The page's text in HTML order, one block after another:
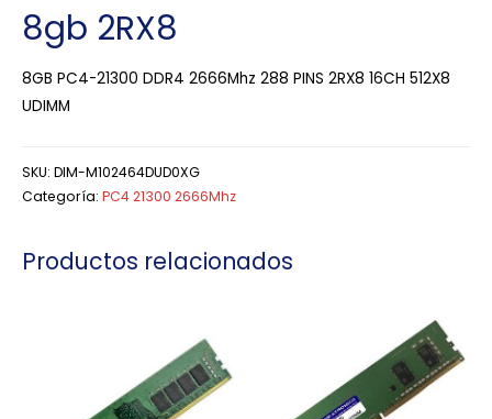
8gb 2RX8
8GB PC4-21300 DDR4 2666Mhz 288 PINS 2RX8 16CH 512X8
UDIMM
SKU: DIM-M102464DUD0XG
Categoría: PC4 21300 2666Mhz
Productos relacionados